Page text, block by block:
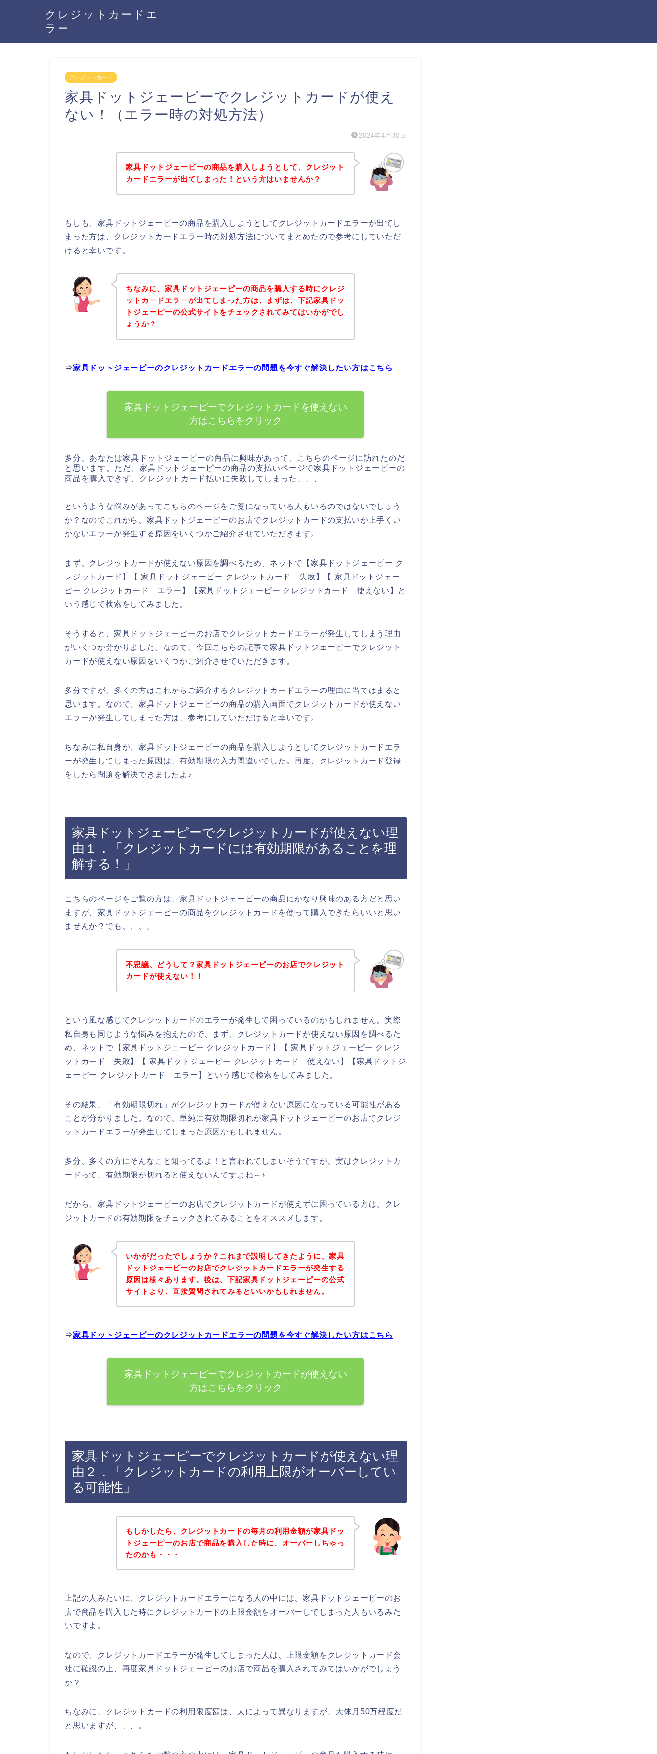
クレジットカードエ
ラー
クレジットカード
家具ドットジェーピーでクレジットカードが使え
ない！（エラー時の対処方法）
2024年4月30日
家具ドットジェーピーの商品を購入しようとして、クレジット
カードエラーが出てしまった！という方はいませんか？
もしも、家具ドットジェーピーの商品を購入しようとしてクレジットカードエラーが出てし
まった方は、クレジットカードエラー時の対処方法についてまとめたので参考にしていただ
けると幸いです。
ちなみに、家具ドットジェーピーの商品を購入する時にクレジ
ットカードエラーが出てしまった方は、まずは、下記家具ドッ
トジェーピーの公式サイトをチェックされてみてはいかがでし
ょうか？
⇒家具ドットジェーピーのクレジットカードエラーの問題を今すぐ解決したい方はこちら
家具ドットジェーピーでクレジットカードを使えない
方はこちらをクリック
多分、あなたは家具ドットジェーピーの商品に興味があって、こちらのページに訪れたのだ
と思います。ただ、家具ドットジェーピーの商品の支払いページで家具ドットジェーピーの
商品を購入できず、クレジットカード払いに失敗してしまった、、、
というような悩みがあってこちらのページをご覧になっている人もいるのではないでしょう
か？なのでこれから、家具ドットジェーピーのお店でクレジットカードの支払いが上手くい
かないエラーが発生する原因をいくつかご紹介させていただきます。
まず、クレジットカードが使えない原因を調べるため、ネットで【家具ドットジェーピー ク
レジットカード】【 家具ドットジェーピー クレジットカード 失敗】【 家具ドットジェー
ピー クレジットカード エラー】【家具ドットジェーピー クレジットカード 使えない】と
いう感じで検索をしてみました。
そうすると、家具ドットジェーピーのお店でクレジットカードエラーが発生してしまう理由
がいくつか分かりました。なので、今回こちらの記事で家具ドットジェーピーでクレジット
カードが使えない原因をいくつかご紹介させていただきます。
多分ですが、多くの方はこれからご紹介するクレジットカードエラーの理由に当てはまると
思います。なので、家具ドットジェーピーの商品の購入画面でクレジットカードが使えない
エラーが発生してしまった方は、参考にしていただけると幸いです。
ちなみに私自身が、家具ドットジェーピーの商品を購入しようとしてクレジットカードエラ
ーが発生してしまった原因は、有効期限の入力間違いでした。再度、クレジットカード登録
をしたら問題を解決できましたよ♪
家具ドットジェーピーでクレジットカードが使えない理
由１．「クレジットカードには有効期限があることを理
解する！」
こちらのページをご覧の方は、家具ドットジェーピーの商品にかなり興味のある方だと思い
ますが、家具ドットジェーピーの商品をクレジットカードを使って購入できたらいいと思い
ませんか？でも、、、。
不思議、どうして？家具ドットジェーピーのお店でクレジット
カードが使えない！！
という風な感じでクレジットカードのエラーが発生して困っているのかもしれません。実際
私自身も同じような悩みを抱えたので、まず、クレジットカードが使えない原因を調べるた
め、ネットで【家具ドットジェーピー クレジットカード】【 家具ドットジェーピー クレジ
ットカード 失敗】【 家具ドットジェーピー クレジットカード 使えない】【家具ドットジ
ェーピー クレジットカード エラー】という感じで検索をしてみました。
その結果、「有効期限切れ」がクレジットカードが使えない原因になっている可能性がある
ことが分かりました。なので、単純に有効期限切れが家具ドットジェーピーのお店でクレジ
ットカードエラーが発生してしまった原因かもしれません。
多分、多くの方にそんなこと知ってるよ！と言われてしまいそうですが、実はクレジットカ
ードって、有効期限が切れると使えないんですよね～♪
だから、家具ドットジェーピーのお店でクレジットカードが使えずに困っている方は、クレ
ジットカードの有効期限をチェックされてみることをオススメします。
いかがだったでしょうか？これまで説明してきたように、家具
ドットジェーピーのお店でクレジットカードエラーが発生する
原因は様々あります。後は、下記家具ドットジェーピーの公式
サイトより、直接質問されてみるといいかもしれません。
⇒家具ドットジェーピーのクレジットカードエラーの問題を今すぐ解決したい方はこちら
家具ドットジェーピーでクレジットカードが使えない
方はこちらをクリック
家具ドットジェーピーでクレジットカードが使えない理
由２．「クレジットカードの利用上限がオーバーしてい
る可能性」
もしかしたら、クレジットカードの毎月の利用金額が家具ドッ
トジェーピーのお店で商品を購入した時に、オーバーしちゃっ
たのかも・・・
上記の人みたいに、クレジットカードエラーになる人の中には、家具ドットジェーピーのお
店で商品を購入した時にクレジットカードの上限金額をオーバーしてしまった人もいるみた
いですよ。
なので、クレジットカードエラーが発生してしまった人は、上限金額をクレジットカード会
社に確認の上、再度家具ドットジェーピーのお店で商品を購入されてみてはいかがでしょう
か？
ちなみに、クレジットカードの利用限度額は、人によって異なりますが、大体月50万程度だ
と思いますが、、、。